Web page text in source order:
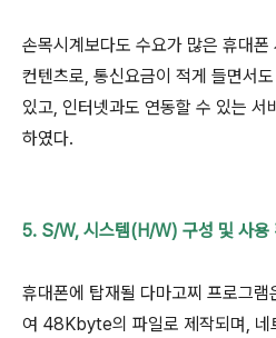
손목시계보다도 수요가 많은 휴대
컨텐츠로, 통신요금이 적게 들면서
있고, 인터넷과도 연동할 수 있는 서
하였다.
5. S/W, 시스템(H/W) 구성 및 사용
휴대폰에 탑재될 다마고찌 프로그
여 48Kbyte의 파일로 제작되며, 네